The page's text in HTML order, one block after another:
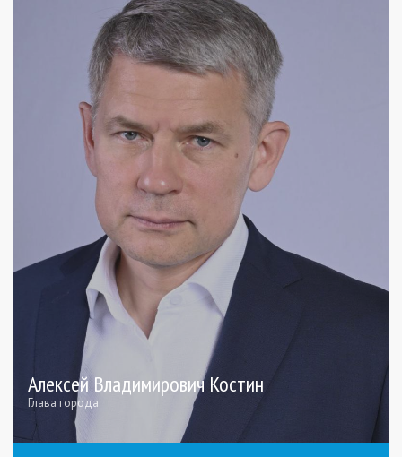
Алексей Владимирович Костин
Глава города